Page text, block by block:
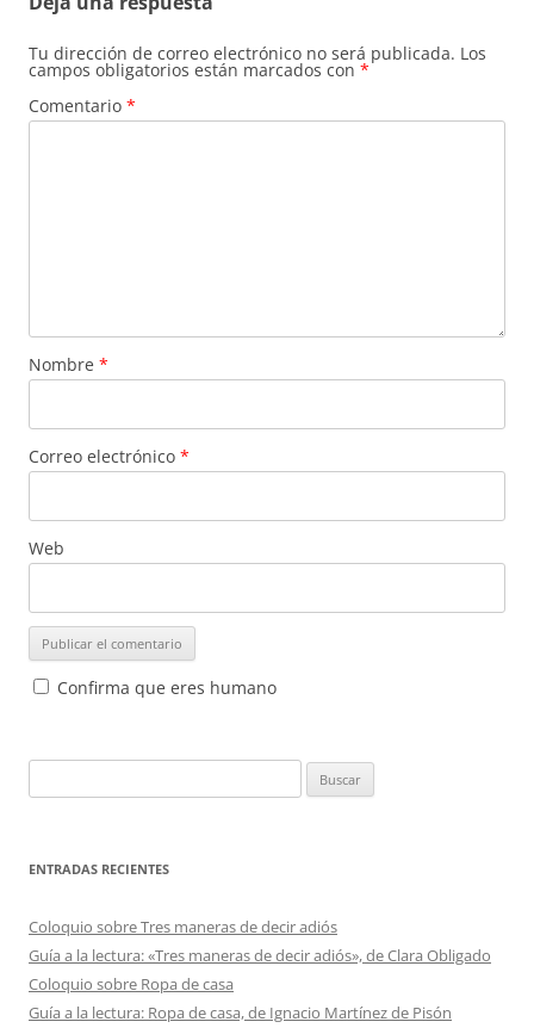
Tu dirección de correo electrónico no será publicada. Los
campos obligatorios están marcados con *
Comentario *
Nombre *
Correo electrónico *
Web
Confirma que eres humano
ENTRADAS RECIENTES
Coloquio sobre Tres maneras de decir adiós
Guía a la lectura: «Tres maneras de decir adiós», de Clara Obligado
Coloquio sobre Ropa de casa
Guía a la lectura: Ropa de casa, de Ignacio Martínez de Pisón